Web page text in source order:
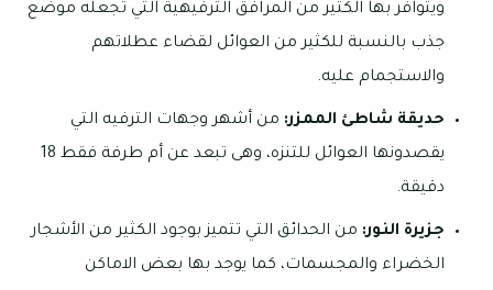
ويتوافر بها الكثير من المرافق الترفيهية التي تجعله موضع
جذب بالنسبة للكثير من العوائل لقضاء عطلاتهم
والاستجمام عليه.
حديقة شاطئ الممزر: من أشهر وجهات الترفيه التي
يقصدونها العوائل للتنزه، وهى تبعد عن أم طرفة فقط 18
دقيقة.
جزيرة النور: من الحدائق التي تتميز بوجود الكثير من الأشجار
الخضراء والمجسمات، كما يوجد بها بعض الاماكن